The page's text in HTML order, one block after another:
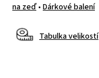
na zeď• Dárkové balení
Tabulka velikostí